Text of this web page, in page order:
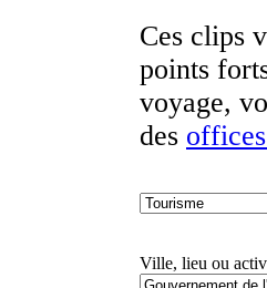
Ces clips
points
voyage,
des
Ville, lieu ou